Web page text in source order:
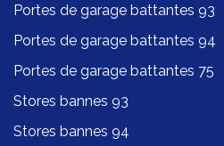
Portes de garage battantes 93
Portes de garage battantes 94
Portes de garage battantes 75
Stores bannes 93
Stores bannes 94